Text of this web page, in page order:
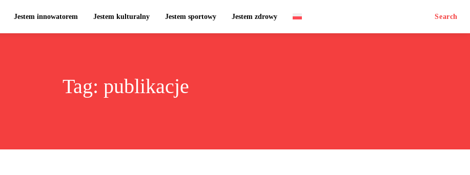
Jestem innowatorem Jestem kulturalny Jestem sportowy Jestem zdrowy Search
Tag: publikacje